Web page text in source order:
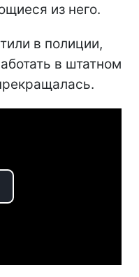
из него.
в полиции,
в штатном